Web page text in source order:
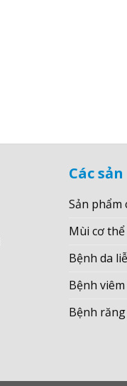
Các
Sản phẩm
Mùi cơ thể
Bệnh da
Bệnh
Bệnh